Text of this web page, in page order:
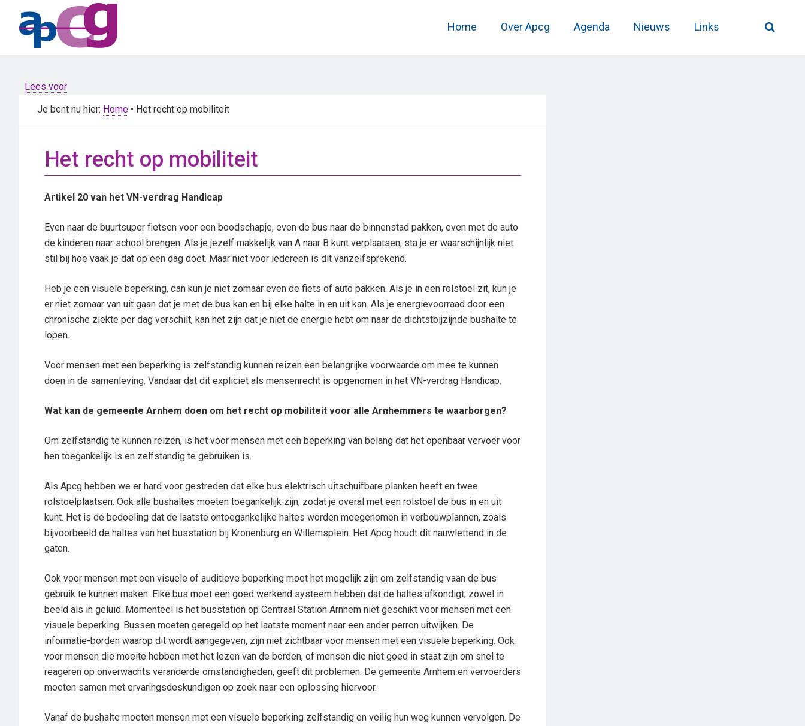
to
main
to
primary
Home Over Apcg Agenda Nieuws Links
Lees voor
Je bent nu hier: Home • Het recht op mobiliteit
Het recht op mobiliteit
Artikel 20 van het VN-verdrag Handicap
Even naar de buurtsuper fietsen voor een boodschapje, even de bus naar de binnenstad pakken, even met de auto
de kinderen naar school brengen. Als je jezelf makkelijk van A naar B kunt verplaatsen, sta je er waarschijnlijk niet
stil bij hoe vaak je dat op een dag doet. Maar niet voor iedereen is dit vanzelfsprekend.
Heb je een visuele beperking, dan kun je niet zomaar even de fiets of auto pakken. Als je in een rolstoel zit, kun je
er niet zomaar van uit gaan dat je met de bus kan en bij elke halte in en uit kan. Als je energievoorraad door een
chronische ziekte per dag verschilt, kan het zijn dat je niet de energie hebt om naar de dichtstbijzijnde bushalte te
lopen.
Voor mensen met een beperking is zelfstandig kunnen reizen een belangrijke voorwaarde om mee te kunnen
doen in de samenleving. Vandaar dat dit expliciet als mensenrecht is opgenomen in het VN-verdrag Handicap.
Wat kan de gemeente Arnhem doen om het recht op mobiliteit voor alle Arnhemmers te waarborgen?
Om zelfstandig te kunnen reizen, is het voor mensen met een beperking van belang dat het openbaar vervoer voor
hen toegankelijk is en zelfstandig te gebruiken is.
Als Apcg hebben we er hard voor gestreden dat elke bus elektrisch uitschuifbare planken heeft en twee
rolstoelplaatsen. Ook alle bushaltes moeten toegankelijk zijn, zodat je overal met een rolstoel de bus in en uit
kunt. Het is de bedoeling dat de laatste ontoegankelijke haltes worden meegenomen in verbouwplannen, zoals
bijvoorbeeld de haltes van het busstation bij Kronenburg en Willemsplein. Het Apcg houdt dit nauwlettend in de
gaten.
Ook voor mensen met een visuele of auditieve beperking moet het mogelijk zijn om zelfstandig vaan de bus
gebruik te kunnen maken. Elke bus moet een goed werkend systeem hebben dat de haltes afkondigt, zowel in
beeld als in geluid. Momenteel is het busstation op Centraal Station Arnhem niet geschikt voor mensen met een
visuele beperking. Bussen moeten geregeld op het laatste moment naar een ander perron uitwijken. De
informatie-borden waarop dit wordt aangegeven, zijn niet zichtbaar voor mensen met een visuele beperking. Ook
voor mensen die moeite hebben met het lezen van de borden, of mensen die niet goed in staat zijn om snel te
reageren op onverwachts veranderde omstandigheden, geeft dit problemen. De gemeente Arnhem en vervoerders
moeten samen met ervaringsdeskundigen op zoek naar een oplossing hiervoor.
Vanaf de bushalte moeten mensen met een visuele beperking zelfstandig en veilig hun weg kunnen vervolgen. De